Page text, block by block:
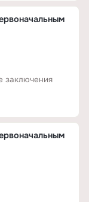
заключения